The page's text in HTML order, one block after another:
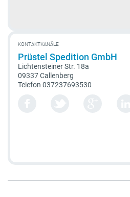
KONTAKTKANÄLE
Prüstel Spedition GmbH
Lichtensteiner Str. 18a
09337 Callenberg
Telefon 037237693530